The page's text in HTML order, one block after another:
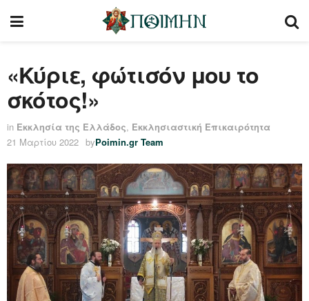
«Κύριε, φώτισόν μου το
σκότος!»
in Εκκλησία της Ελλάδος, Εκκλησιαστική Επικαιρότητα
21 Μαρτίου 2022 byPoimin.gr Team